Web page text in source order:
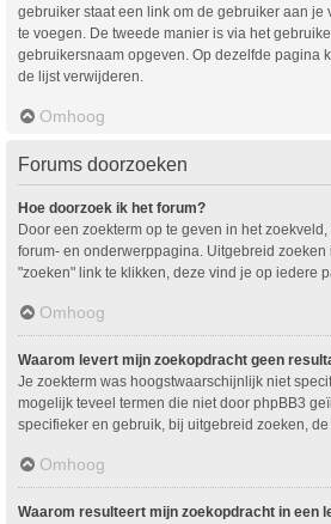
gebruiker staat een link om de gebruiker aan je
te voegen. De tweede manier is via het
gebruikersnaam opgeven. Op dezelfde pagina
de lijst verwijderen.
Omhoog
Forums doorzoeken
Hoe doorzoek ik het forum?
Door een zoekterm op te geven in het
forum- en onderwerppagina. Uitgebreid zoeken
"zoeken" link te klikken, deze vind je op iedere
Omhoog
Waarom levert mijn zoekopdracht geen
Je zoekterm was hoogstwaarschijnlijk niet
mogelijk teveel termen die niet door phpBB3
specifieker en gebruik, bij uitgebreid zoeken,
Omhoog
Waarom resulteert mijn zoekopdracht in een